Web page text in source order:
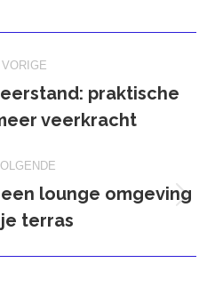
VORIGE
bericht
praktische
veerkracht
bericht
lounge omgeving
terras